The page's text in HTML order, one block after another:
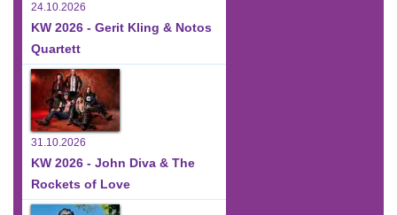
24.10.2026
KW 2026 - Gerit Kling & Notos
Quartett
31.10.2026
KW 2026 - John Diva & The
Rockets of Love